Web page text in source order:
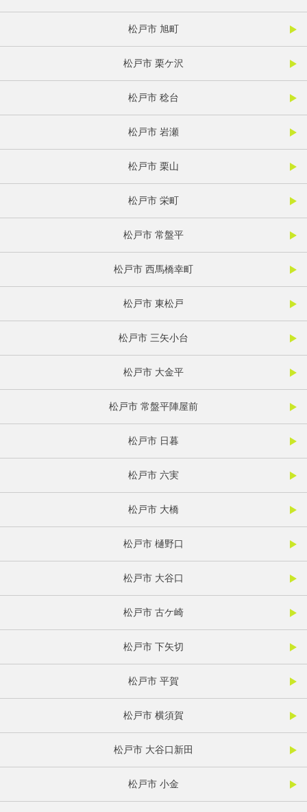
松戸市 旭町
松戸市 栗ケ沢
松戸市 稔台
松戸市 岩瀬
松戸市 栗山
松戸市 栄町
松戸市 常盤平
松戸市 西馬橋幸町
松戸市 東松戸
松戸市 三矢小台
松戸市 大金平
松戸市 常盤平陣屋前
松戸市 日暮
松戸市 六実
松戸市 大橋
松戸市 樋野口
松戸市 大谷口
松戸市 古ケ崎
松戸市 下矢切
松戸市 平賀
松戸市 横須賀
松戸市 大谷口新田
松戸市 小金